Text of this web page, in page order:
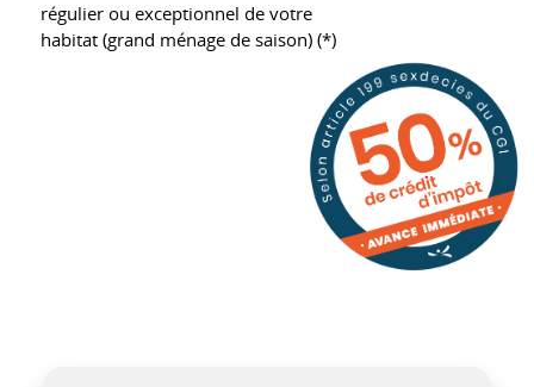
régulier ou exceptionnel de votre
habitat (grand ménage de saison) (*)